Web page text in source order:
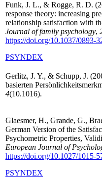
Funk, J. L., & Rogge, R. D.
response theory: increasing
relationship satisfaction with
Journal of family psychology,
https://doi.org/10.1037/0893-
PSYNDEX
Gerlitz, J. Y., & Schupp, J.
basierten
4(10.1016).
Glaesmer, H., Grande, G.,
German Version of the
Psychometric Properties,
European Journal of
https://doi.org/10.1027/1015-
PSYNDEX